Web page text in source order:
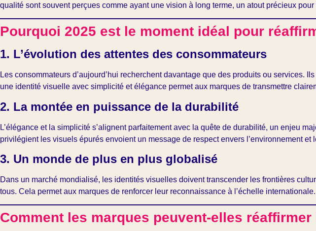
qualité sont souvent perçues comme ayant une vision à long terme, un atout précieux
Pourquoi 2025 est le moment idéal pour
1. L’évolution des attentes des consommateurs
Les consommateurs d’aujourd’hui recherchent davantage que des produits ou services.
une identité visuelle avec simplicité et élégance permet aux marques de transmettre
2. La montée en puissance de la durabilité
L’élégance et la simplicité s’alignent parfaitement avec la quête de durabilité, un enjeu
privilégient les visuels épurés envoient un message de respect envers l’environnement et
3. Un monde de plus en plus globalisé
Dans un marché mondialisé, les identités visuelles doivent transcender les frontières
tous. Cela permet aux marques de renforcer leur reconnaissance à l’échelle internationale.
Comment les marques peuvent-elles